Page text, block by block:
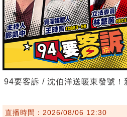
94要客訴 / 沈伯洋送暖東發號！
直播時間：2026/08/06 12:30